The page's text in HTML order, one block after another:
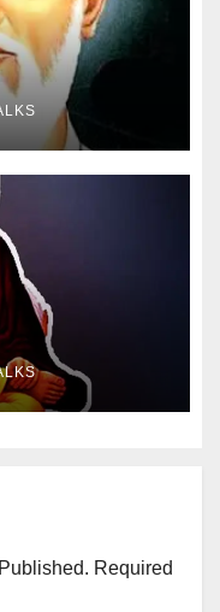
Required